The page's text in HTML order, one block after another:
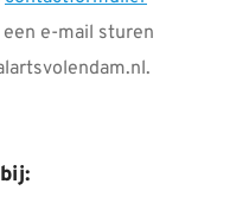
e-mail sturen